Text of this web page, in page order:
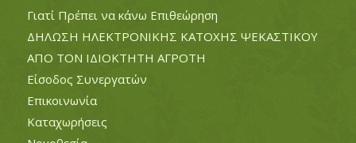
Γιατί Πρέπει να κάνω Επιθεώρηση
ΔΗΛΩΣΗ ΗΛΕΚΤΡΟΝΙΚΗΣ ΚΑΤΟΧΗΣ ΨΕΚΑΣΤΙΚΟΥ
ΑΠΟ ΤΟΝ ΙΔΙΟΚΤΗΤΗ ΑΓΡΟΤΗ
Είσοδος Συνεργατών
Επικοινωνία
Καταχωρήσεις